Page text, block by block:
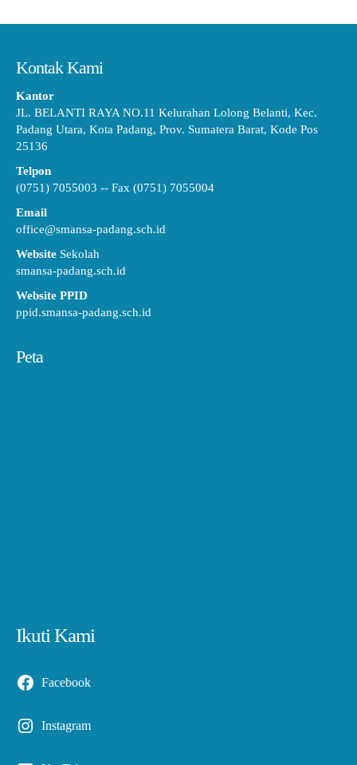
Kontak Kami
Kantor
JL. BELANTI RAYA NO.11 Kelurahan Lolong Belanti, Kec.
Padang Utara, Kota Padang, Prov. Sumatera Barat, Kode Pos
25136
Telpon
(0751) 7055003 -- Fax (0751) 7055004
Email
office@smansa-padang.sch.id
Website Sekolah
smansa-padang.sch.id
Website PPID
ppid.smansa-padang.sch.id
Peta
Ikuti Kami
Facebook
Instagram